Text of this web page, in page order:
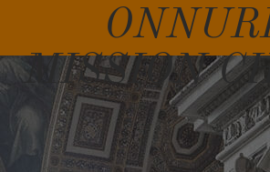
MISSION